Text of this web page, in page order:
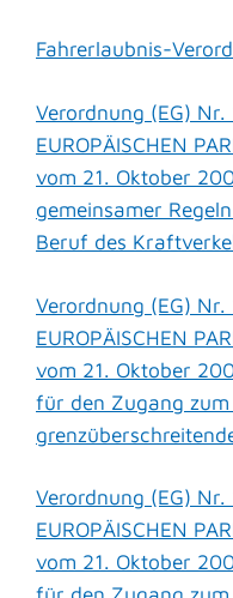
Fahrerlaubnis-
Verordnung (EG)
EUROPÄISCHEN
vom 21. Oktober
gemeinsamer
Beruf des
Verordnung (EG)
EUROPÄISCHEN
vom 21. Oktober
für den Zugang
Verordnung (EG)
EUROPÄISCHEN
vom 21. Oktober